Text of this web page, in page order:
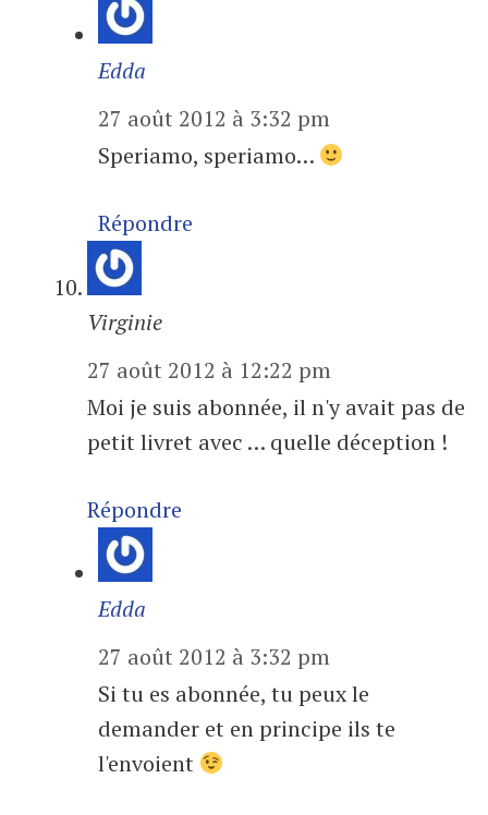
Edda
27 août 2012 à 3:32 pm
Speriamo, speriamo…
Répondre
Virginie
27 août 2012 à 12:22 pm
Moi je suis abonnée, il n'y avait pas de
petit livret avec … quelle déception !
Répondre
Edda
27 août 2012 à 3:32 pm
Si tu es abonnée, tu peux le
demander et en principe ils te
l'envoient